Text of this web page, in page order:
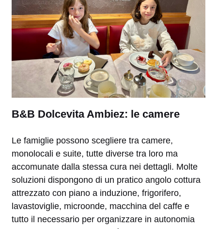
B&B Dolcevita Ambiez: le camere
Le famiglie possono scegliere tra camere,
monolocali e suite, tutte diverse tra loro ma
accomunate dalla stessa cura nei dettagli. Molte
soluzioni dispongono di un pratico angolo cottura
attrezzato con piano a induzione, frigorifero,
lavastoviglie, microonde, macchina del caffe e
tutto il necessario per organizzare in autonomia